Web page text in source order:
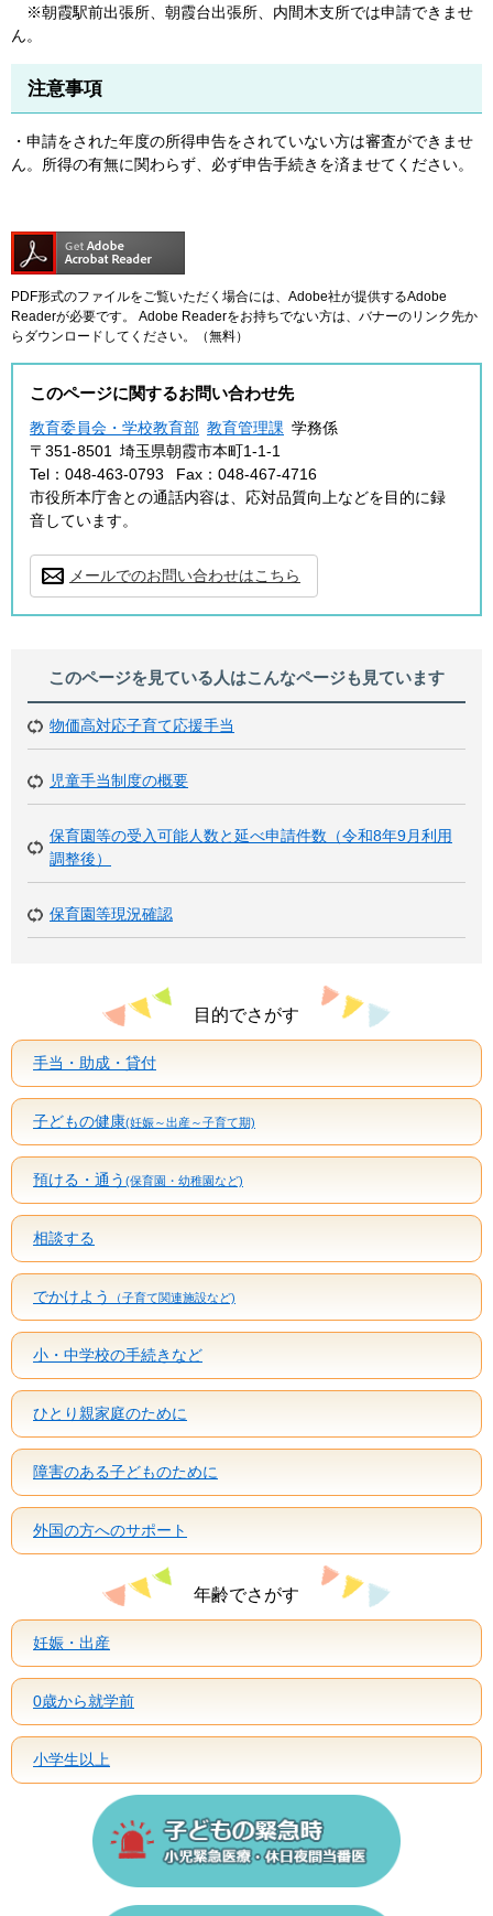
※朝霞駅前出張所、朝霞台出張所、内間木支所では申請できませ
ん。
注意事項
・申請をされた年度の所得申告をされていない方は審査ができませ
ん。所得の有無に関わらず、必ず申告手続きを済ませてください。
PDF形式のファイルをご覧いただく場合には、Adobe社が提供するAdobe
Readerが必要です。
Adobe Readerをお持ちでない方は、バナーのリンク先か
らダウンロードしてください。（無料）
このページに関するお問い合わせ先
教育委員会・学校教育部 教育管理課 学務係
〒351-8501
埼玉県朝霞市本町1-1-1
Tel：048-463-0793
Fax：048-467-4716
市役所本庁舎との通話内容は、応対品質向上などを目的に録
音しています。
メールでのお問い合わせはこちら
このページを見ている人はこんなページも見ています
物価高対応子育て応援手当
児童手当制度の概要
保育園等の受入可能人数と延べ申請件数（令和8年9月利用
調整後）
保育園等現況確認
目的でさがす
手当・助成・貸付
子どもの健康(妊娠～出産～子育て期)
預ける・通う (保育園・幼稚園など)
相談する
でかけよう （子育て関連施設など)
小・中学校の手続きなど
ひとり親家庭のために
障害のある子どものために
外国の方へのサポート
年齢でさがす
妊娠・出産
0歳から就学前
小学生以上